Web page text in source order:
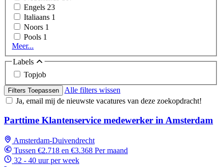
Engels 23
Italiaans 1
Noors 1
Pools 1
Meer...
Labels
Topjob
Filters Toepassen
Alle filters wissen
Ja, email mij de nieuwste vacatures van deze zoekopdracht!
Parttime Klantenservice medewerker in Amsterdam
Amsterdam-Duivendrecht
Tussen €2.718 en €3.368 Per maand
32 - 40 uur per week